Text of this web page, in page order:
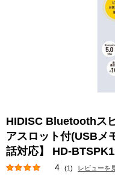
HIDISC Bluetoothス
アスロット付(USBメ
話対応】 HD-
4 (1) レビューを